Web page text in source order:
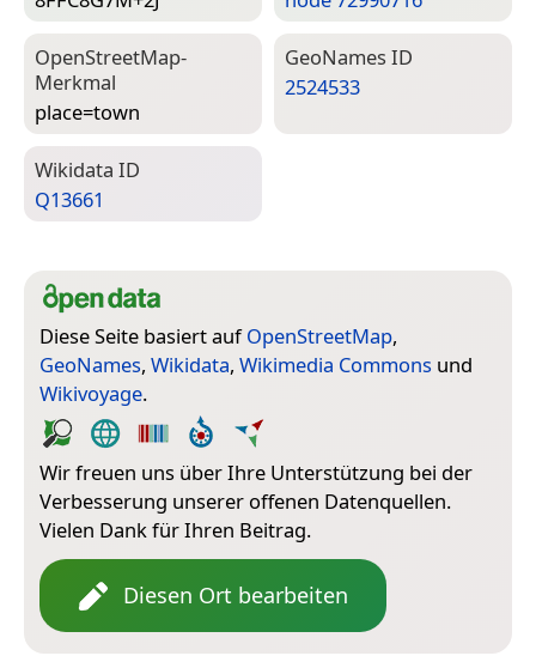
Open­Street­Map-
Merkmal
place=­town
Geo­Names ID
2524533
Wiki­data ID
Q13661
Diese Seite basiert aufOpenStreetMap,
GeoNames, Wikidata, Wikimedia Commons und
Wikivoyage.
Wir freuen uns über Ihre Unterstützung bei der
Verbesserung unserer offenen Datenquellen.
Vielen Dank für Ihren Beitrag.
Diesen Ort bearbeiten